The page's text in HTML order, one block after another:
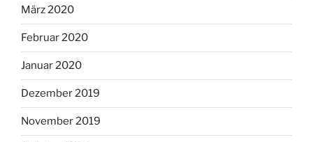
März 2020
Februar 2020
Januar 2020
Dezember 2019
November 2019